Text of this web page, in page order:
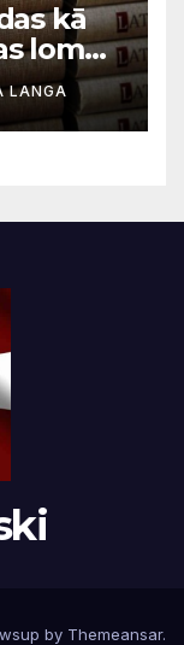
kā
lomu
LANGA
by Themeansar.